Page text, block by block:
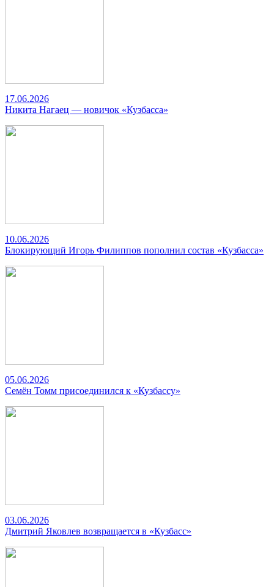
17.06.2026
Никита Нагаец — новичок «Кузбасса»
10.06.2026
Блокирующий Игорь Филиппов пополнил состав «Кузбасса»
05.06.2026
Семён Томм присоединился к «Кузбассу»
03.06.2026
Дмитрий Яковлев возвращается в «Кузбасс»